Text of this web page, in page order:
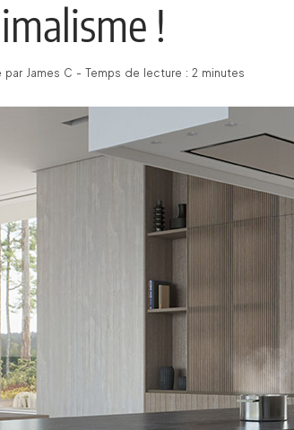
!
James C - Temps de lecture : 2 minutes